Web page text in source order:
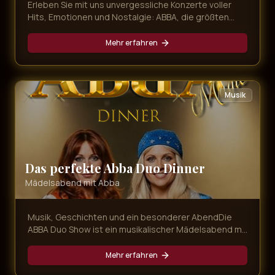
Erleben Sie mit uns unvergessliche Konzerte voller
Hits, Emotionen und Nostalgie: ABBA, die größten
energiegeladen und immer nah am Publikum.
Mehr erfahren
Musik
Das perfekte Abba Duo Dinner
Mädelsabend mit Abba
Musik, Geschichten und ein besonderer AbendDie
ABBA Duo Show ist ein musikalischer Mädelsabend mit
Songs, persönliche Geschichten und gemeinsame
Momente aufeinandertreffen. Magic Concerts
Mehr erfahren